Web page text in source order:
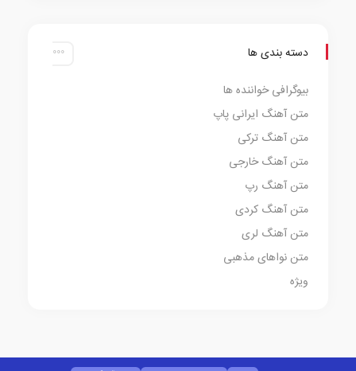
دسته بندی ها
بیوگرافی خواننده ها
متن آهنگ ایرانی پاپ
متن آهنگ ترکی
متن آهنگ خارجی
متن آهنگ رپ
متن آهنگ کردی
متن آهنگ لری
متن نواهای مذهبی
ویژه